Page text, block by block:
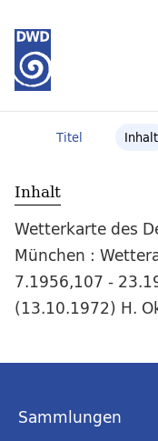
Titel Inhalt
Inhalt
Wetterkarte des
München :
7.1956,107 -
(13.10.1972) H.
Sammlungen